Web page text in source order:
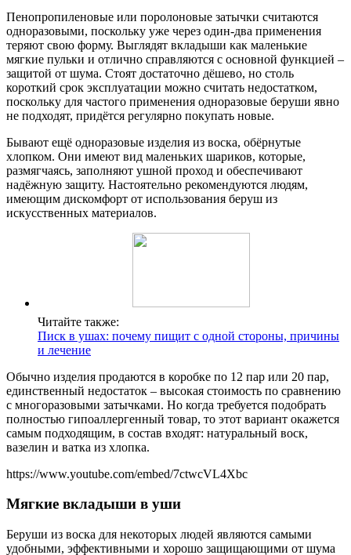
Пенопропиленовые или поролоновые затычки считаются
одноразовыми, поскольку уже через один-два применения
теряют свою форму. Выглядят вкладыши как маленькие
мягкие пульки и отлично справляются с основной функцией –
защитой от шума. Стоят достаточно дёшево, но столь
короткий срок эксплуатации можно считать недостатком,
поскольку для частого применения одноразовые беруши явно
не подходят, придётся регулярно покупать новые.
Бывают ещё одноразовые изделия из воска, обёрнутые
хлопком. Они имеют вид маленьких шариков, которые,
размягчаясь, заполняют ушной проход и обеспечивают
надёжную защиту. Настоятельно рекомендуются людям,
имеющим дискомфорт от использования беруш из
искусственных материалов.
Читайте также:
Писк в ушах: почему пищит с одной стороны, причины
и лечение
Обычно изделия продаются в коробке по 12 пар или 20 пар,
единственный недостаток – высокая стоимость по сравнению
с многоразовыми затычками. Но когда требуется подобрать
полностью гипоаллергенный товар, то этот вариант окажется
самым подходящим, в состав входят: натуральный воск,
вазелин и ватка из хлопка.
https://www.youtube.com/embed/7ctwcVL4Xbc
Мягкие вкладыши в уши
Беруши из воска для некоторых людей являются самыми
удобными, эффективными и хорошо защищающими от шума